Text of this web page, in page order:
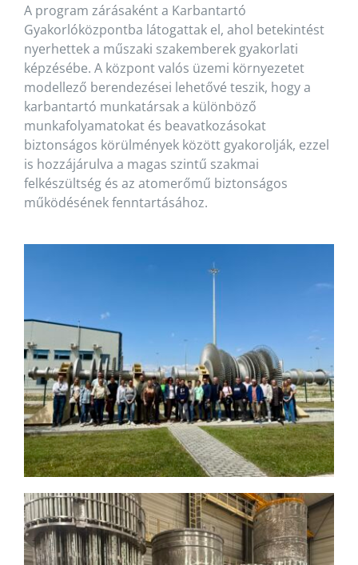
A program zárásaként a Karbantartó
Gyakorlóközpontba látogattak el, ahol betekintést
nyerhettek a műszaki szakemberek gyakorlati
képzésébe. A központ valós üzemi környezetet
modellező berendezései lehetővé teszik, hogy a
karbantartó munkatársak a különböző
munkafolyamatokat és beavatkozásokat
biztonságos körülmények között gyakorolják, ezzel
is hozzájárulva a magas szintű szakmai
felkészültség és az atomerőmű biztonságos
működésének fenntartásához.